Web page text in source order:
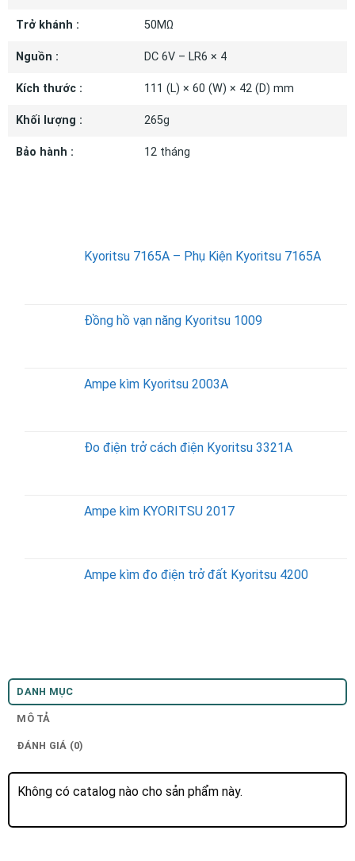
Trở khánh : 50MΩ
Nguồn : DC 6V – LR6 × 4
Kích thước : 111 (L) × 60 (W) × 42 (D) mm
Khối lượng : 265g
Bảo hành : 12 tháng
Kyoritsu 7165A – Phụ Kiện Kyoritsu 7165A
Đồng hồ vạn năng Kyoritsu 1009
Ampe kìm Kyoritsu 2003A
Đo điện trở cách điện Kyoritsu 3321A
Ampe kìm KYORITSU 2017
Ampe kìm đo điện trở đất Kyoritsu 4200
DANH MỤC
MÔ TẢ
ĐÁNH GIÁ (0)
Không có catalog nào cho sản phẩm này.